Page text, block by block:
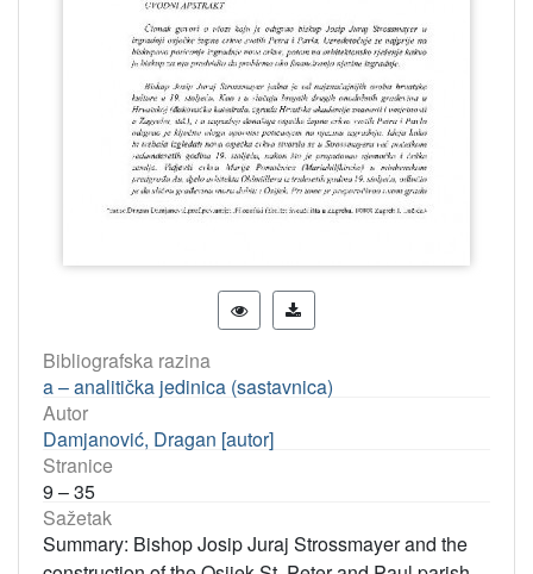
Bibliografska razina
a – analitička jedinica (sastavnica)
Autor
Damjanović, Dragan [autor]
Stranice
9 – 35
Sažetak
Summary: Bishop Josip Juraj Strossmayer and the